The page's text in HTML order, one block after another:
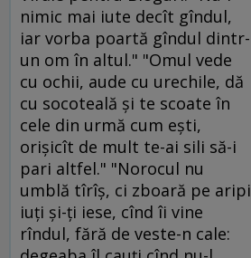
nimic mai iute decît gîndul,
iar vorba poartă gîndul dintr-
un om în altul." "Omul vede
cu ochii, aude cu urechile, dă
cu socoteală şi te scoate în
cele din urmă cum eşti,
orişicît de mult te-ai sili să-i
pari altfel." "Norocul nu
umblă tîrîş, ci zboară pe aripi
iuţi şi-ţi iese, cînd îi vine
rîndul, fără de veste-n cale: